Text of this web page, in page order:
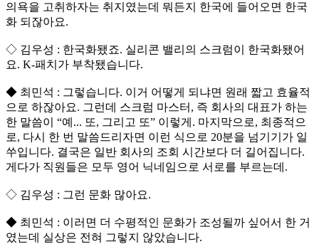
의욕을 고취하자는 취지였는데 뭐든지 한국에 들어오면 한국
화 되잖아요.
◇ 김우성 : 한국화됐죠. 실리콘 밸리의 스크럼이 한국화됐어
요. K-패치가 부착됐습니다.
◆ 최민석 : 그렇습니다. 이거 어떻게 되냐면 원래 짧고 효율적
으로 하잖아요. 그런데 스크럼 마스터, 즉 회사의 대표가 하는
한 말씀이 “예... 또, 그리고 또” 이렇게. 마지막으로, 최종적으
로, 다시 한 번 말씀드리자면 이런 식으로 20분을 넘기기가 일
쑤입니다. 결국은 일반 회사의 조회 시간보다 더 길어집니다.
게다가 직원들은 모두 영어 닉네임으로 서로를 부르는데.
◇ 김우성 : 그런 문화 많아요.
◆ 최민석 : 이러면 더 수평적인 문화가 조성될까 싶어서 한 거
였는데 실상은 전혀 그렇지 않았습니다.